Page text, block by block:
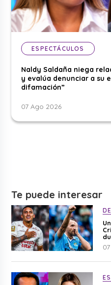
ESPECTÁCULOS
Naldy Saldaña niega
y evalúa denunciar a su
difamación”
07 Ago 2026
Te puede interesar